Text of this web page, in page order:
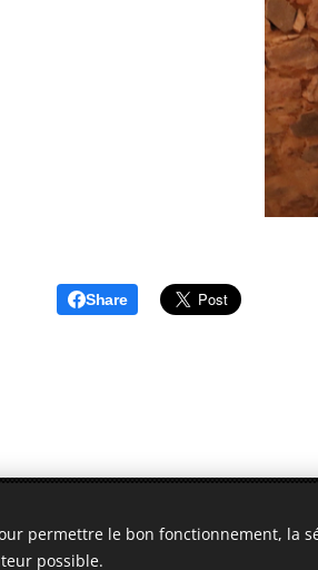
Share
Tantra de Soie - Entreprise
permettre le bon fonctionnement, la
possible.